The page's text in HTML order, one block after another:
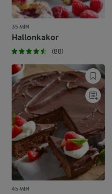
35 MIN
Hallonkakor
(88)
45 MIN